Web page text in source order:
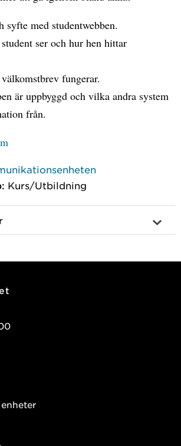
med studentwebben.
ser och hur hen hittar
fungerar.
är uppbyggd och vilka andra system
från.
Kurs/Utbildning